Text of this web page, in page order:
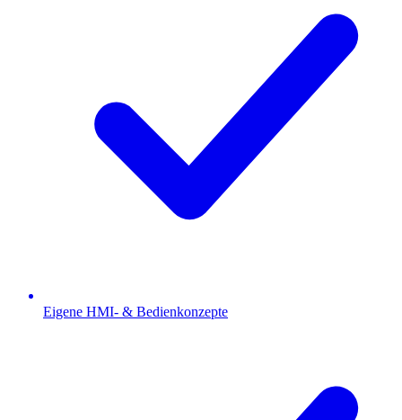
Eigene HMI- & Bedienkonzepte